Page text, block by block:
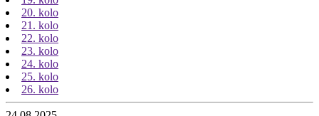
20. kolo
21. kolo
22. kolo
23. kolo
24. kolo
25. kolo
26. kolo